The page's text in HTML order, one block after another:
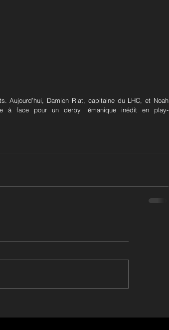
Aujourd’hui, Damien Riat, capitaine du LHC, et Noah
à face pour un derby lémanique inédit en play-